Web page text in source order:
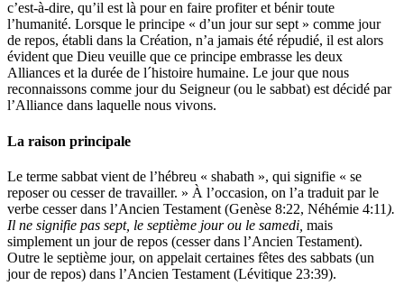
c’est-à-dire, qu’il est là pour en faire profiter et bénir toute
l’humanité. Lorsque le principe « d’un jour sur sept » comme jour
de repos, établi dans la Création, n’a jamais été répudié, il est alors
évident que Dieu veuille que ce principe embrasse les deux
Alliances et la durée de l´histoire humaine. Le jour que nous
reconnaissons comme jour du Seigneur (ou le sabbat) est décidé par
l’Alliance dans laquelle nous vivons.
La raison principale
Le terme sabbat vient de l’hébreu « shabath », qui signifie « se
reposer ou cesser de travailler. » À l’occasion, on l’a traduit par le
verbe cesser dans l’Ancien Testament (Genèse 8:22, Néhémie 4:11 ).
Il ne signifie pas sept, le septième jour ou le samedi, mais
simplement un jour de repos (cesser dans l’Ancien Testament).
Outre le septième jour, on appelait certaines fêtes des sabbats (un
jour de repos) dans l’Ancien Testament (Lévitique 23:39).